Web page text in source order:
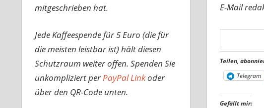
E-Mail
Teilen,
Telegram
Gefällt mir:
mitgeschrieben hat.
Jede Kaffeespende für 5 Euro (die für
die meisten leistbar ist) hält diesen
Schutzraum weiter offen. Spenden Sie
unkompliziert perPayPal Linkoder
über den QR-Code unten.